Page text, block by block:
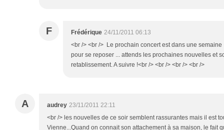
F Frédérique 24/11/2011 06:13
<br /> <br /> Le prochain concert est dans une
pour se reposer ... attends les prochaines nouvelles et
retablissement. A suivre !<br /> <br /> <br /> <br />
A audrey 23/11/2011 22:11
<br /> les nouvelles de ce soir semblent rassurantes mais il est
Vienne...Quand on connait son attachement à sa maison, le fait